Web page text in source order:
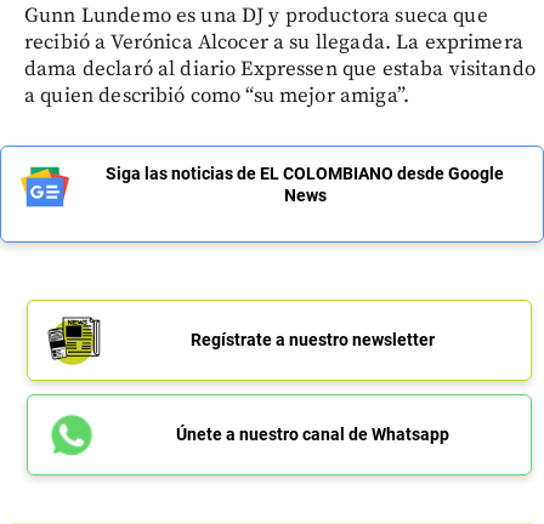
Gunn Lundemo es una DJ y productora sueca que
recibió a Verónica Alcocer a su llegada. La exprimera
dama declaró al diario Expressen que estaba visitando
a quien describió como “su mejor amiga”.
Siga las noticias de EL COLOMBIANO desde Google
News
Regístrate a nuestro newsletter
Únete a nuestro canal de Whatsapp